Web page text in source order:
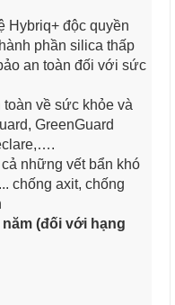
Hybriq+ độc quyền
phần silica thấp
an toàn đối với sức
về sức khỏe và
GreenGuard
những vết bẩn khó
chống axit, chống
(đối với hạng